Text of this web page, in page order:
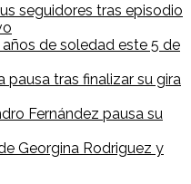
seguidores tras episodio
de soledad este 5 de
pausa tras finalizar su gira
Fernández pausa su
Georgina Rodriguez y